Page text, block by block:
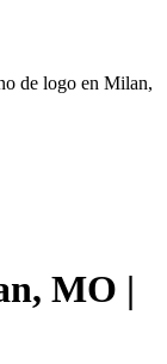
de logo en Milan,
MO |